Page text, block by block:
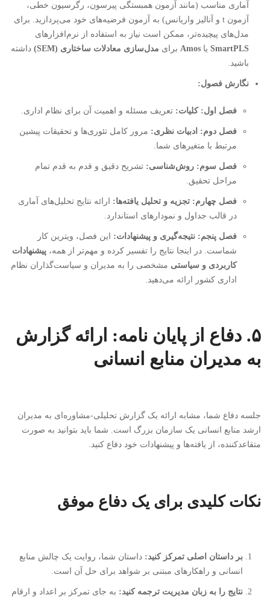
آماری مناسب (مانند آزمون همبستگی پیرسون، رگرسیون خطی،
آزمون t و آنالیز واریانس) به آزمون فرضیه‌های خود می‌پردازید. برای
مدل‌های پیچیده‌تر، ممکن است نیاز به استفاده از نرم‌افزارهای
SmartPLS یا Amos برای مدل‌سازی معادلات ساختاری (SEM)
داشته
باشید.
نگارش فصول:
فصل اول: کلیات: تعریف مسئله و اهمیت آن برای نظام اداری.
فصل دوم: ادبیات نظری: مرور کامل تئوری‌ها و تحقیقات پیشین
مرتبط با متغیرهای شما.
فصل سوم: روش‌شناسی: تشریح دقیق و قدم به قدم تمام
مراحل تحقیق.
فصل چهارم: تجزیه و تحلیل یافته‌ها: ارائه نتایج تحلیل‌های آماری
در قالب جداول و نمودارهای استاندارد.
فصل پنجم: نتیجه‌گیری و پیشنهادات: این فصل، ویترین کار
شماست. در اینجا نتایج را تفسیر کرده و مهم‌تر از همه، پیشنهادات
کاربردی و سیاستی مشخصی را به مدیران و سیاست‌گذاران نظام
اداری کشور ارائه می‌دهید.
۵. دفاع از پایان نامه: ارائه گزارش
به مدیران منابع انسانی
جلسه دفاع شما، مشابه ارائه یک گزارش تحلیلی-مشاوره‌ای به مدیران
ارشد منابع انسانی یک سازمان بزرگ است. شما باید بتوانید به صورت
متقاعدکننده، از یافته‌ها و پیشنهادات خود دفاع کنید.
نکات کلیدی برای یک دفاع موفق
بر داستان اصلی تمرکز کنید: داستان شما، روایت یک چالش منابع
انسانی و راهکارهای مبتنی بر شواهد برای حل آن است.
نتایج را به زبان مدیریت ترجمه کنید: به جای تمرکز بر اعداد و ارقام